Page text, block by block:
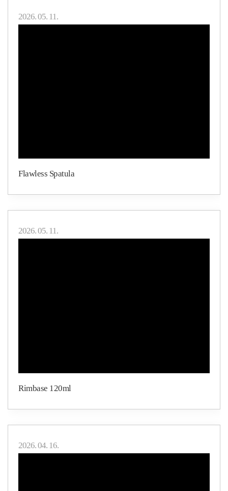
2026. 05. 11.
Flawless Spatula
2026. 05. 11.
Rimbase 120ml
2026. 04. 16.